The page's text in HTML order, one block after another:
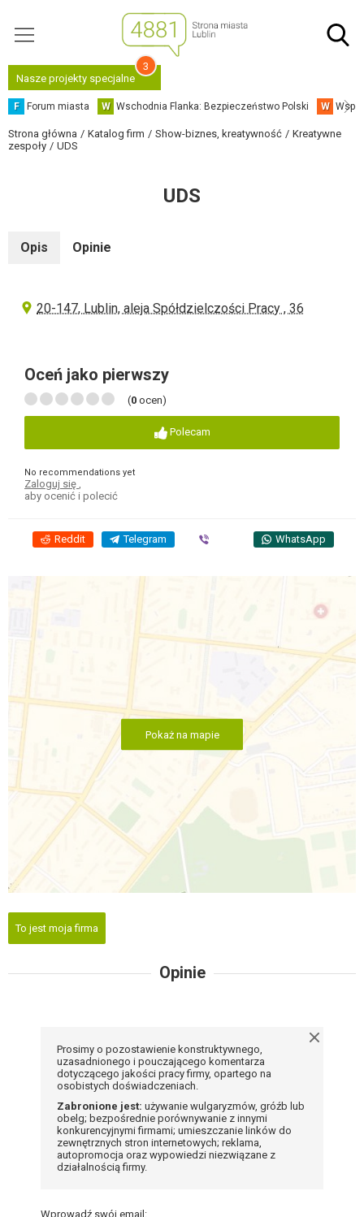
Nasze projekty specjalne
3
F Forum miasta W Wschodnia Flanka: Bezpieczeństwo Polski W
Strona główna Katalog firm Show-biznes, kreatywność
Kreatywne
zespoły
UDS
UDS
Opis Opinie
20-147, Lublin, aleja Spółdzielczości Pracy , 36
Oceń jako pierwszy
(0 ocen)
Polecam
No recommendations yet
Zaloguj się
aby ocenić i polecić
Reddit Telegram WhatsApp
Pokaż na mapie
To jest moja firma
Opinie
Prosimy o pozostawienie konstruktywnego,
uzasadnionego i pouczającego komentarza
dotyczącego jakości pracy firmy, opartego na
osobistych doświadczeniach.
Zabronione jest: używanie wulgaryzmów, gróźb lub
obelg; bezpośrednie porównywanie z innymi
konkurencyjnymi firmami; umieszczanie linków do
zewnętrznych stron internetowych; reklama,
autopromocja oraz wypowiedzi niezwiązane z
działalnością firmy.
Wprowadź swój email: